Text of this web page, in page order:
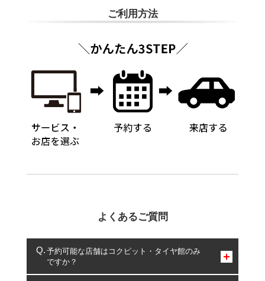
ご利用方法
よくあるご質問
予約可能な店舗はコクピット・タイヤ館のみ
ですか？